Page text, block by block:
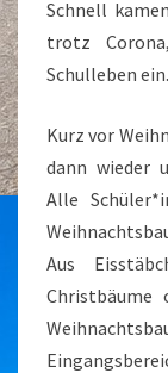
Schnell
trotz
Schulleben ein.
Kurz vor
dann wieder
Alle
Aus
Christbäume